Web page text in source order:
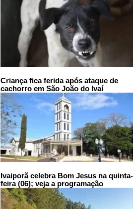
Criança fica ferida após ataque de
cachorro em São João do Ivaí
Ivaiporã celebra Bom Jesus na quinta-
feira (06); veja a programação